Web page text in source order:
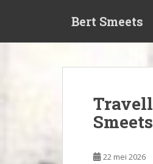
Bert Smeets
22 mei 2026